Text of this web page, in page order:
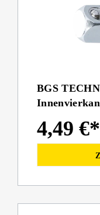
BGS
4,49 €*